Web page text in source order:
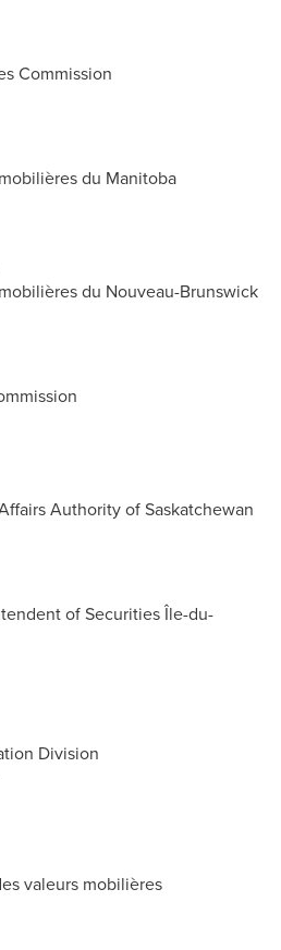
Commission
du Manitoba
du Nouveau-Brunswick
Authority of Saskatchewan
of Securities Île-du-
Division
valeurs mobilières